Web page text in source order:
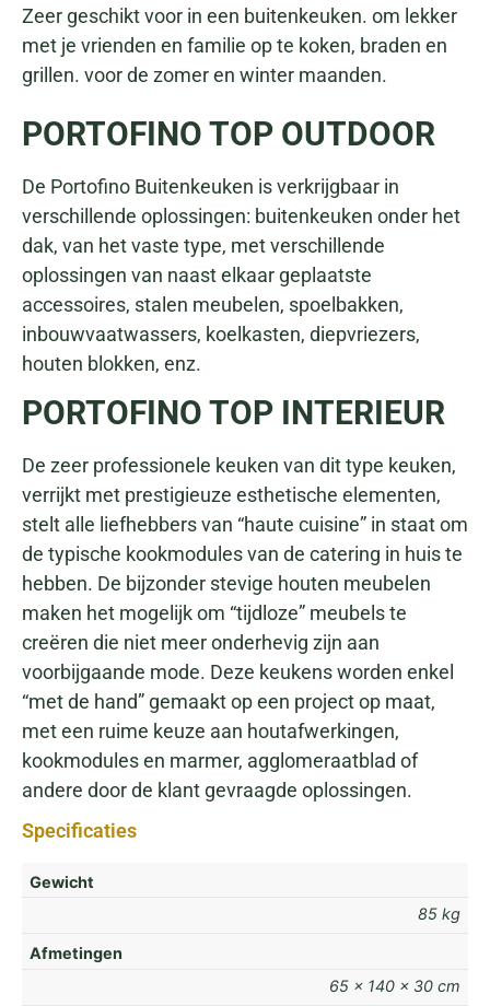
Zeer geschikt voor in een buitenkeuken. om lekker
met je vrienden en familie op te koken, braden en
grillen. voor de zomer en winter maanden.
PORTOFINO TOP OUTDOOR
De Portofino Buitenkeuken is verkrijgbaar in
verschillende oplossingen: buitenkeuken onder het
dak, van het vaste type, met verschillende
oplossingen van naast elkaar geplaatste
accessoires, stalen meubelen, spoelbakken,
inbouwvaatwassers, koelkasten, diepvriezers,
houten blokken, enz.
PORTOFINO TOP INTERIEUR
De zeer professionele keuken van dit type keuken,
verrijkt met prestigieuze esthetische elementen,
stelt alle liefhebbers van “haute cuisine” in staat om
de typische kookmodules van de catering in huis te
hebben. De bijzonder stevige houten meubelen
maken het mogelijk om “tijdloze” meubels te
creëren die niet meer onderhevig zijn aan
voorbijgaande mode. Deze keukens worden enkel
“met de hand” gemaakt op een project op maat,
met een ruime keuze aan houtafwerkingen,
kookmodules en marmer, agglomeraatblad of
andere door de klant gevraagde oplossingen.
Specificaties
Gewicht
85 kg
Afmetingen
65 × 140 × 30 cm